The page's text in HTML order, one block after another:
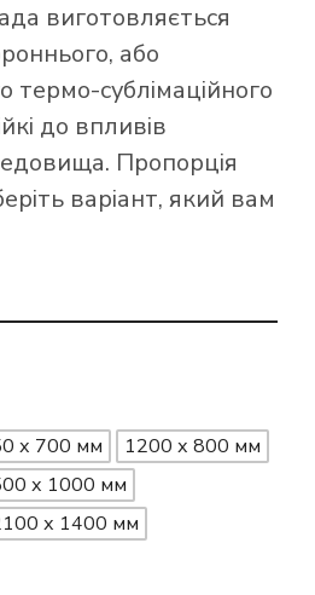
виготовляється
або
термо-сублімаційного
до впливів
Пропорція
варіант, який вам
х 700 мм
1200 х 800 мм
х 1000 мм
х 1400 мм